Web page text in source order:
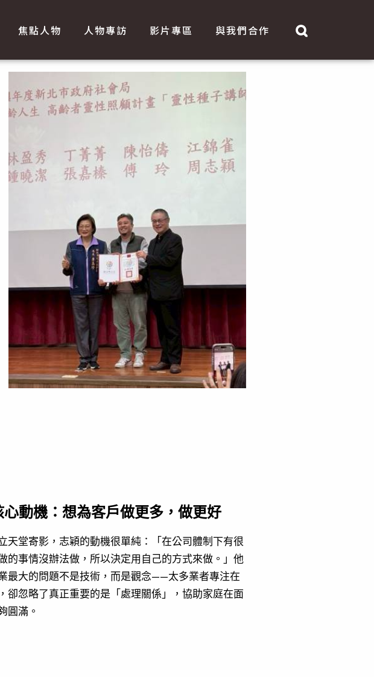
焦點人物 人物專訪 影片專區 與我們合作
動機：想為客戶做更多，做更好
天堂寄影，志穎的動機很單純：「在公司體制下有很
的事情沒辦法做，所以決定用自己的方式來做。」他
最大的問題不是技術，而是觀念——太多業者專注在
卻忽略了真正重要的是「處理關係」，協助家庭在面
圓滿。